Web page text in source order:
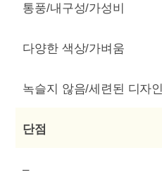
통풍/내구성/가성비
다양한 색상/가벼움
녹슬지 않음/세련된 디자인
단점
–